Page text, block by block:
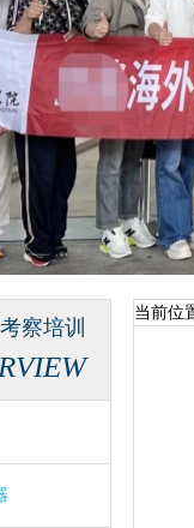
考察培训
当前位